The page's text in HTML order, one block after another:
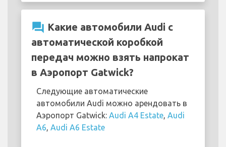
question_answer Какие автомобили Audi с
автоматической коробкой
передач можно взять напрокат
в Аэропорт Gatwick?
Следующие автоматические
автомобили Audi можно арендовать в
Аэропорт Gatwick: Audi A4 Estate Audi
A6 Audi A6 Estate